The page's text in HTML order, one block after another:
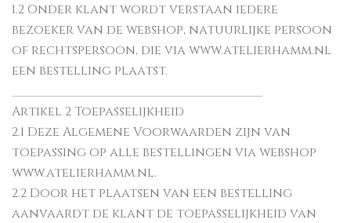
1.2 Onder klant wordt verstaan iedere
bezoeker van de webshop, natuurlijke persoon
of rechtspersoon, die via www.atelierhamm.nl
een bestelling plaatst.
Artikel 2 Toepasselijkheid
2.1 Deze Algemene Voorwaarden zijn van
toepassing op alle bestellingen via webshop
www.atelierhamm.nl.
2.2 Door het plaatsen van een bestelling
aanvaardt de klant de toepasselijkheid van